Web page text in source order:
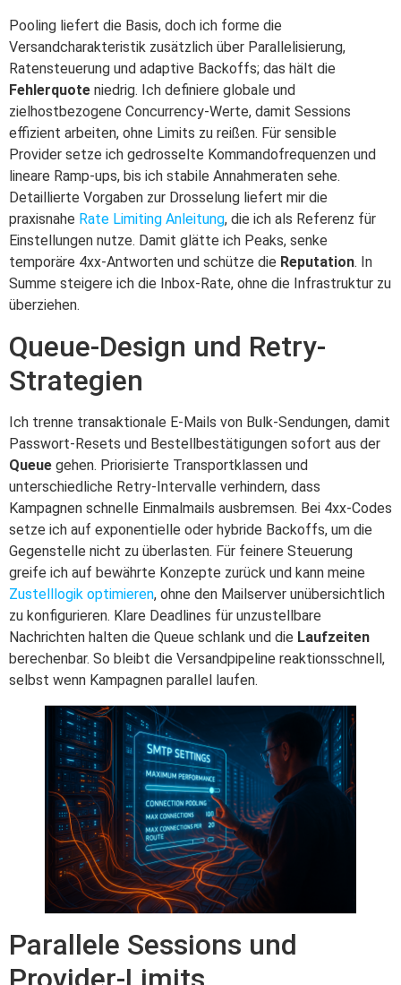
Pooling liefert die Basis, doch ich forme die
Versandcharakteristik zusätzlich über Parallelisierung,
Ratensteuerung und adaptive Backoffs; das hält die
Fehlerquote niedrig. Ich definiere globale und
zielhostbezogene Concurrency-Werte, damit Sessions
effizient arbeiten, ohne Limits zu reißen. Für sensible
Provider setze ich gedrosselte Kommandofrequenzen und
lineare Ramp-ups, bis ich stabile Annahmeraten sehe.
Detaillierte Vorgaben zur Drosselung liefert mir die
praxisnahe Rate Limiting Anleitung, die ich als Referenz für
Einstellungen nutze. Damit glätte ich Peaks, senke
temporäre 4xx-Antworten und schütze die Reputation. In
Summe steigere ich die Inbox-Rate, ohne die Infrastruktur zu
überziehen.
Queue-Design und Retry-
Strategien
Ich trenne transaktionale E-Mails von Bulk-Sendungen, damit
Passwort-Resets und Bestellbestätigungen sofort aus der
Queue gehen. Priorisierte Transportklassen und
unterschiedliche Retry-Intervalle verhindern, dass
Kampagnen schnelle Einmalmails ausbremsen. Bei 4xx-Codes
setze ich auf exponentielle oder hybride Backoffs, um die
Gegenstelle nicht zu überlasten. Für feinere Steuerung
greife ich auf bewährte Konzepte zurück und kann meine
Zustelllogik optimieren, ohne den Mailserver unübersichtlich
zu konfigurieren. Klare Deadlines für unzustellbare
Nachrichten halten die Queue schlank und die Laufzeiten
berechenbar. So bleibt die Versandpipeline reaktionsschnell,
selbst wenn Kampagnen parallel laufen.
Parallele Sessions und